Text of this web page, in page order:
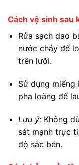
Cách vệ sinh sau
Rửa sạch dao
nước chảy để
trên lưỡi.
Sử dụng
pha loãng để
Lưu ý:Không
sát mạnh trực
độ sắc bén.